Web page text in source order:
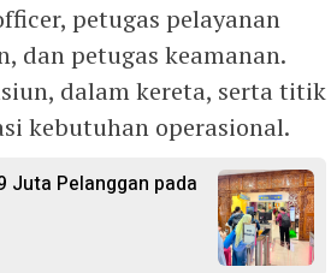
petugas pelayanan
dan petugas keamanan.
dalam kereta, serta titik
kebutuhan operasional.
Juta Pelanggan pada